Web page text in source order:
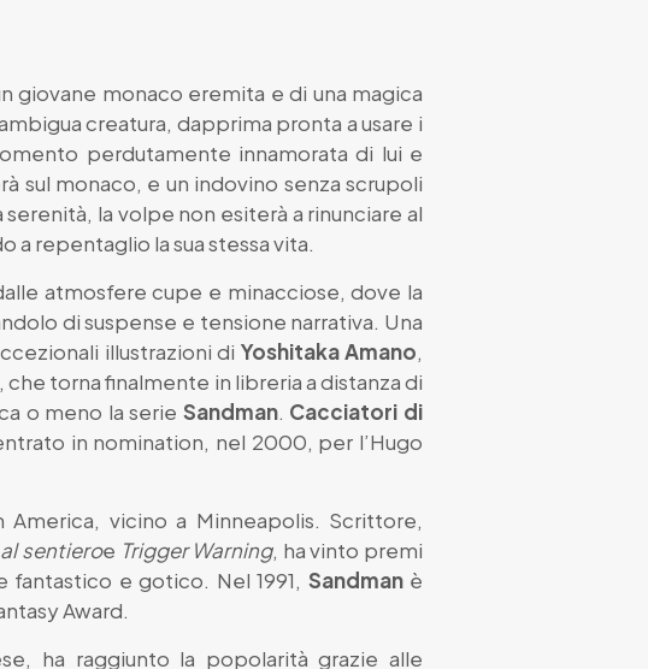
giovane monaco eremita e di una magica
creatura, dapprima pronta a usare i
perdutamente innamorata di lui e
sul monaco, e un indovino senza scrupoli
la volpe non esiterà a rinunciare al
a repentaglio la sua stessa vita.
atmosfere cupe e minacciose, dove la
di suspense e tensione narrativa. Una
illustrazioni di Yoshitaka Amano,
torna finalmente in libreria a distanza di
o meno la serie Sandman. Cacciatori di
in nomination, nel 2000, per l’Hugo
vicino a Minneapolis. Scrittore,
sentieroe Trigger Warning, ha vinto premi
e gotico. Nel 1991, Sandmanè
Award.
ha raggiunto la popolarità grazie alle